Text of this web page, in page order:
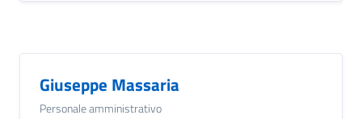
Giuseppe Massaria
Personale amministrativo